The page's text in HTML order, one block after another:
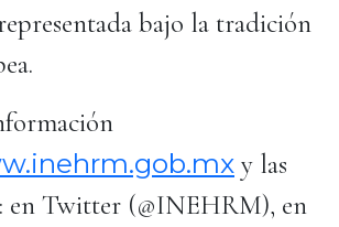
bajo la tradición
y las
en Twitter (@INEHRM), en